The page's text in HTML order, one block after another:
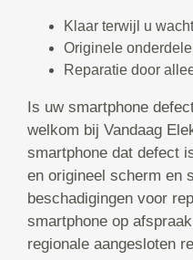
Klaar terwijl u wacht
Originele
Reparatie door
Is uw smartphone
welkom bij Vandaag
smartphone dat defect
en origineel scherm en
beschadigingen voor
smartphone op
regionale aangesloten